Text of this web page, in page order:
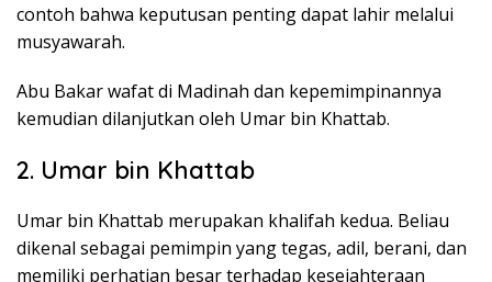
contoh bahwa keputusan penting dapat lahir melalui
musyawarah.
Abu Bakar wafat di Madinah dan kepemimpinannya
kemudian dilanjutkan oleh Umar bin Khattab.
2. Umar bin Khattab
Umar bin Khattab merupakan khalifah kedua. Beliau
dikenal sebagai pemimpin yang tegas, adil, berani, dan
memiliki perhatian besar terhadap kesejahteraan